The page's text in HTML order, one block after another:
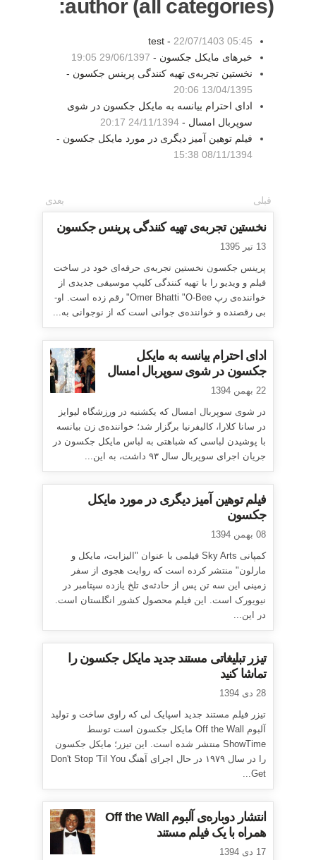
author (all categories):
test - 22/07/1403 05:45
خبرهای مایکل جکسون - 29/06/1397 19:05
نخستین تجربه‌ی تهیه کنندگی پرینس جکسون -
13/04/1395 20:06
ادای احترام بیانسه به مایکل جکسون در شوی
سوپربال امسال - 24/11/1394 20:17
فیلم توهین آمیز دیگری در مورد مایکل جکسون -
08/11/1394 15:38
قبلی بعدی
نخستین تجربه‌ی تهیه کنندگی پرینس جکسون
13 تیر 1395
پرینس جکسون نخستین تجربه‌ی حرفه‌ای خود در ساخت
فیلم و ویدیو را با تهیه کنندگی کلیپ موسیقی جدیدی از
خواننده‌ی رپ Omer Bhatti "O-Bee" رقم زده است. او-
بی رقصنده و خواننده‌ی جوانی است که از نوجوانی به...
ادای احترام بیانسه به مایکل
جکسون در شوی سوپربال امسال
22 بهمن 1394
در شوی سوپربال امسال که یکشنبه در ورزشگاه لیوایز
در سانا کلارا، کالیفرنیا برگزار شد؛ خواننده‌ی زن بیانسه
با پوشیدن لباسی که شباهتی به لباس مایکل جکسون در
جریان اجرای سوپربال سال ۹۳ داشت، به این...
فیلم توهین آمیز دیگری در مورد مایکل
جکسون
08 بهمن 1394
کمپانی Sky Arts فیلمی با عنوان "الیزابت، مایکل و
مارلون" منتشر کرده است که روایت هجوی از سفر
زمینی این سه تن پس از حادثه‌ی تلخ یازده سپتامبر در
نیویورک است. این فیلم محصول کشور انگلستان است.
در این...
تیزر تبلیغاتی مستند جدید مایکل جکسون را
تماشا کنید
28 دی 1394
تیزر فیلم مستند جدید اسپایک لی که راوی ساخت و تولید
آلبوم Off the Wall مایکل جکسون است توسط
ShowTime منتشر شده است. این تیزر؛ مایکل جکسون
را در سال ۱۹۷۹ در حال اجرای آهنگ Don't Stop 'Til You
Get...
انتشار دوباره‌ی آلبوم Off the Wall
همراه با یک فیلم مستند
17 دی 1394